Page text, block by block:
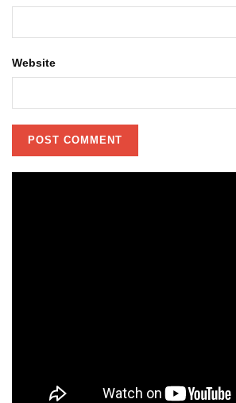
Website